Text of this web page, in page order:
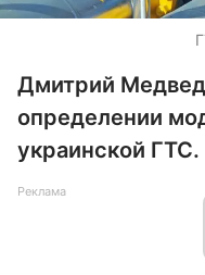
Дмитрий
определении
украинской ГТС.
Реклама